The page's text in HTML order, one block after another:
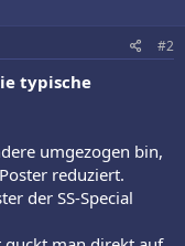
#2
typische
umgezogen bin,
reduziert.
der SS-Special